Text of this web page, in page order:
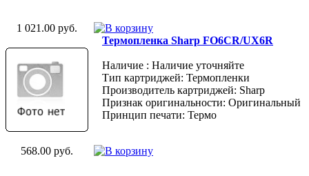
1 021.00 руб.
Термопленка Sharp FO6CR/UX6R
Наличие : Наличие уточняйте
Тип картриджей: Термопленки
Производитель картриджей: Sharp
Признак оригинальности: Оригинальный
Принцип печати: Термо
568.00 руб.